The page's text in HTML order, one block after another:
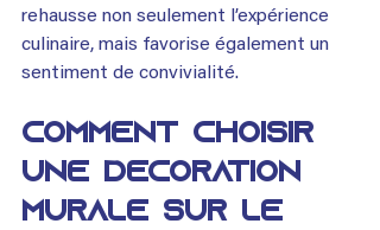
rehausse non seulement l’expérience
culinaire, mais favorise également un
sentiment de convivialité.
Comment choisir
une décoration
murale sur le